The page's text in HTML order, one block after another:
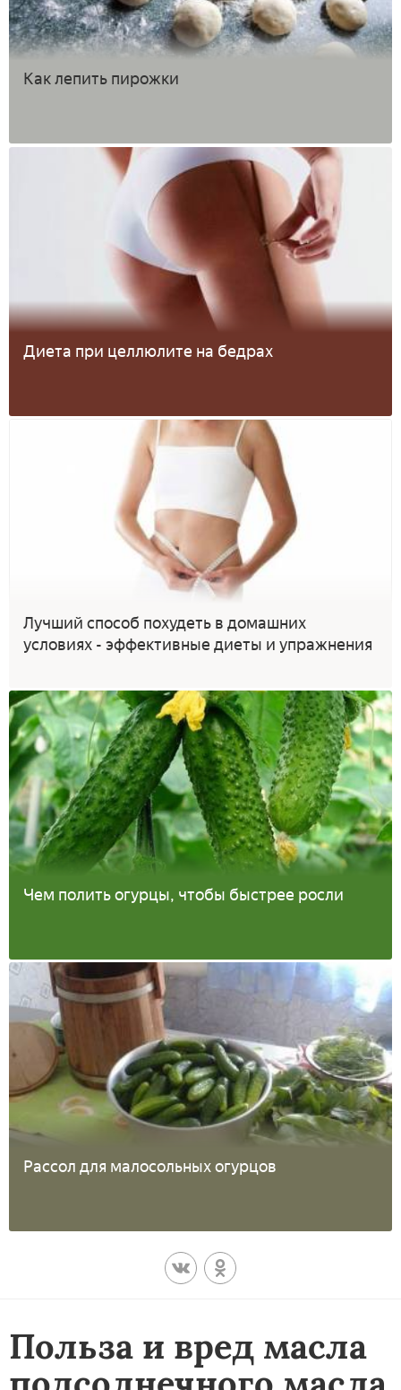
Как лепить пирожки
Диета при целлюлите на бедрах
Лучший способ похудеть в домашних
условиях - эффективные диеты и упражнения
Чем полить огурцы, чтобы быстрее росли
Рассол для малосольных огурцов
Польза и вред масла